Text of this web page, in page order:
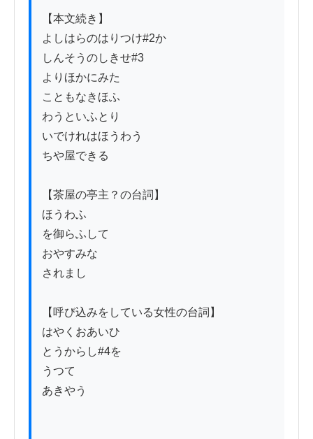
【本文続き】
よしはらのはりつけ#2か
しんそうのしきせ#3
よりほかにみた
こともなきほふ
わうといふとり
いでけれはほうわう
ちや屋できる
【茶屋の亭主？の台詞】
ほうわふ
を御らふして
おやすみな
されまし
【呼び込みをしている女性の台詞】
はやくおあいひ
とうからし#4を
うつて
あきやう